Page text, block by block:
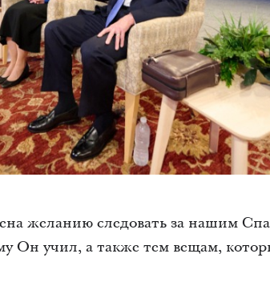
желанию следовать за нашим
Он учил, а также тем вещам,